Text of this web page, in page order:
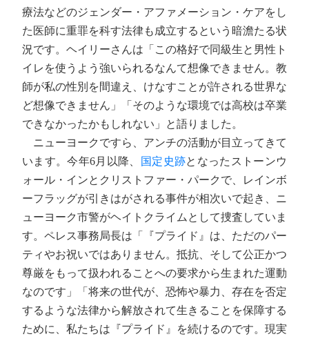
療法などのジェンダー・アファメーション・ケアをし
た医師に重罪を科す法律も成立するという暗澹たる状
況です。ヘイリーさんは「この格好で同級生と男性ト
イレを使うよう強いられるなんて想像できません。教
師が私の性別を間違え、けなすことが許される世界な
ど想像できません」「そのような環境では高校は卒業
できなかったかもしれない」と語りました。
ニューヨークですら、アンチの活動が目立ってきて
います。今年6月以降、
国定史跡となったストーンウ
ォール・インとクリストファー・パークで、レインボ
ーフラッグが引きはがされる事件が相次いで起き、ニ
ューヨーク市警がヘイトクライムとして捜査していま
す。ペレス事務局長は「『プライド』は、ただのパー
ティやお祝いではありません。抵抗、そして公正かつ
尊厳をもって扱われることへの要求から生まれた運動
なのです」「将来の世代が、恐怖や暴力、存在を否定
するような法律から解放されて生きることを保障する
ために、私たちは『プライド』を続けるのです。現実